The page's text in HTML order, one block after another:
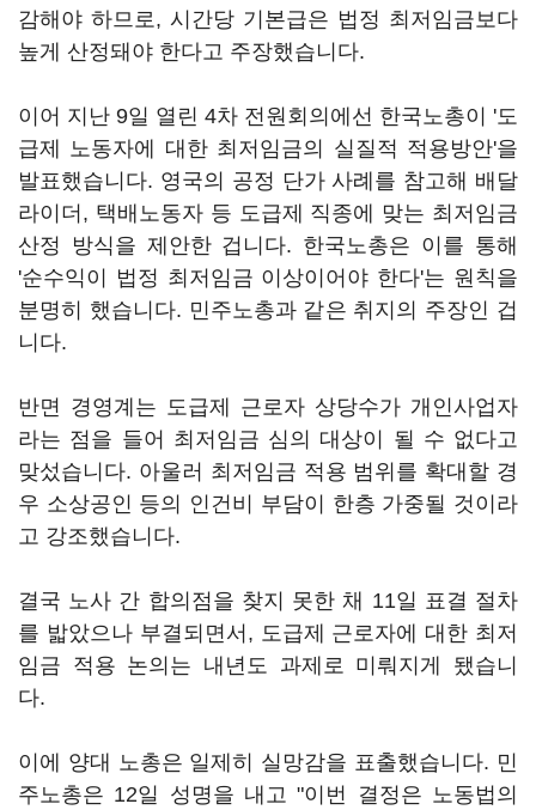
감해야 하므로, 시간당 기본급은 법정 최저임금보다
높게 산정돼야 한다고 주장했습니다.
이어 지난 9일 열린 4차 전원회의에선 한국노총이 '도
급제 노동자에 대한 최저임금의 실질적 적용방안'을
발표했습니다. 영국의 공정 단가 사례를 참고해 배달
라이더, 택배노동자 등 도급제 직종에 맞는 최저임금
산정 방식을 제안한 겁니다. 한국노총은 이를 통해
'순수익이 법정 최저임금 이상이어야 한다'는 원칙을
분명히 했습니다. 민주노총과 같은 취지의 주장인 겁
니다.
반면 경영계는 도급제 근로자 상당수가 개인사업자
라는 점을 들어 최저임금 심의 대상이 될 수 없다고
맞섰습니다. 아울러 최저임금 적용 범위를 확대할 경
우 소상공인 등의 인건비 부담이 한층 가중될 것이라
고 강조했습니다.
결국 노사 간 합의점을 찾지 못한 채 11일 표결 절차
를 밟았으나 부결되면서, 도급제 근로자에 대한 최저
임금 적용 논의는 내년도 과제로 미뤄지게 됐습니
다.
이에 양대 노총은 일제히 실망감을 표출했습니다. 민
주노총은 12일 성명을 내고 "이번 결정은 노동법의